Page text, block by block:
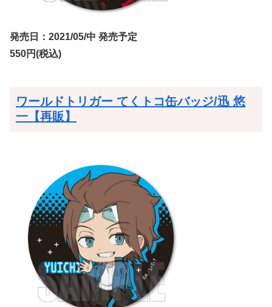
発売日：2021/05/中 発売予定
550円(税込)
ワールドトリガー てくトコ缶バッジ/迅 悠
一【再販】